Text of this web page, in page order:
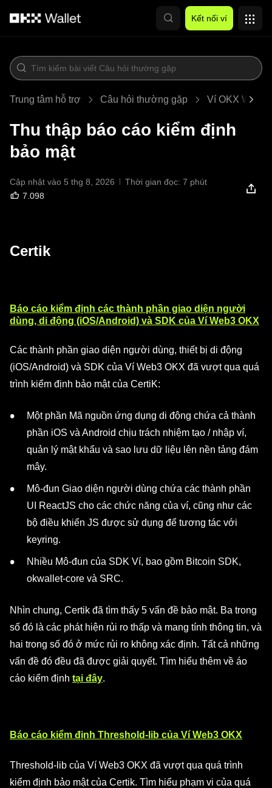
Kết nối ví
Trung tâm hỗ trợ Câu hỏi thường gặp Ví OKX Web3
Thu thập báo cáo kiểm định
bảo mật
Cập nhật vào 5 thg 8, 2026
Thời gian đọc: 7 phút
7.098
Certik
Báo cáo kiểm định các thành phần giao diện người
dùng, di động (iOS/Android) và SDK của Ví Web3 OKX
Các thành phần giao diện người dùng, thiết bị di động
(iOS/Android) và SDK của Ví Web3 OKX đã vượt qua quá
trình kiểm định bảo mật của CertiK:
Một phần Mã nguồn ứng dụng di động chứa cả thành
phần iOS và Android chịu trách nhiệm tạo / nhập ví,
quản lý mật khẩu và sao lưu dữ liệu lên nền tảng đám
mây.
Mô-đun Giao diện người dùng chứa các thành phần
UI ReactJS cho các chức năng của ví, cũng như các
bộ điều khiển JS được sử dụng để tương tác với
keyring.
Nhiều Mô-đun của SDK Ví, bao gồm Bitcoin SDK,
okwallet-core và SRC.
Nhìn chung, Certik đã tìm thấy 5 vấn đề bảo mật. Ba trong
số đó là các phát hiện rủi ro thấp và mang tính thông tin, và
hai trong số đó ở mức rủi ro không xác định. Tất cả những
vấn đề đó đều đã được giải quyết. Tìm hiểu thêm về áo
cáo kiểm định tại đây.
Báo cáo kiểm định Threshold-lib của Ví Web3 OKX
Threshold-lib của Ví Web3 OKX đã vượt qua quá trình
kiểm định bảo mật của Certik. Tìm hiểu phạm vi của quá